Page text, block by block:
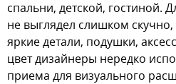
спальни, детской, гостиной.
не выглядел слишком
яркие детали, подушки,
цвет дизайнеры нередко
приема для визуального